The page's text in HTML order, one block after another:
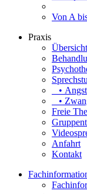
Von A
Praxis
Übersicht
• Angst
•
Freie
Anfahrt
Kontakt